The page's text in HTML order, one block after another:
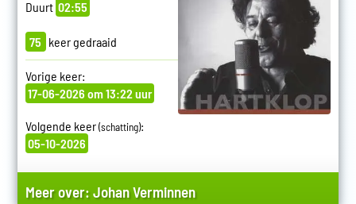
Duurt 02:55
75 keer gedraaid
Vorige keer:
17-06-2026 om 13:22 uur
Volgende keer(schatting):
05-10-2026
Meer over:Johan Verminnen